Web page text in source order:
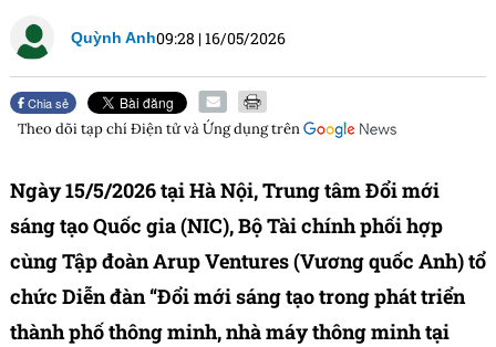
Quỳnh Anh09:28 |16/05/2026
Chia sẻ
Theo dõi tạp chíĐiện tử và Ứng dụngtrên
Ngày 15/5/2026 tại Hà Nội, Trung tâm Đổi mới
sáng tạo Quốc gia (NIC), Bộ Tài chính phối hợp
cùng Tập đoàn Arup Ventures (Vương quốc Anh) tổ
chức Diễn đàn “Đổi mới sáng tạo trong phát triển
thành phố thông minh, nhà máy thông minh tại